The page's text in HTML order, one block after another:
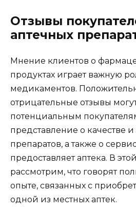
Отзывы
аптечных
Мнение клиентов о
продуктах играет важную
медикаментов.
отрицательные отзывы
потенциальным
представление о качестве
препаратов, а также о
предоставляет аптека. В
рассмотрим, что говорят
опыте, связанных с
одной из местных аптек.